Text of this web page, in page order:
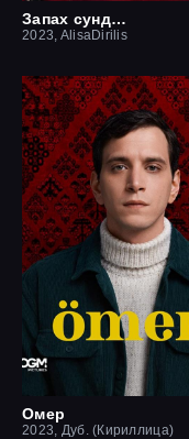
Запах сундука
2023, AlisaDirilis
Омер
2023, Дуб. (Кириллица)